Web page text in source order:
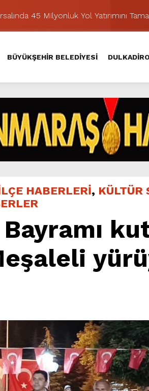
45 Milyonluk Yol Yatırımını
İkinci Etap Nefes Kesti.
Son Kat Asfalt Serimini
Murat Caddesi’ni Asfalta Hazırlıyor.
Değer Katan Yol Yatırımı.
Eğlence ve Nostalji Bir Aradaydı.
Düzenlemeyle Daha Akıcı Hale Geliyor.
Ziyafeti Yaşatacak.
Fuarı’nda Hayat Bulacak
Yenileniyor.
BÜYÜKŞEHİR BELEDİYESİ
HABERLERİ, KÜLTÜR